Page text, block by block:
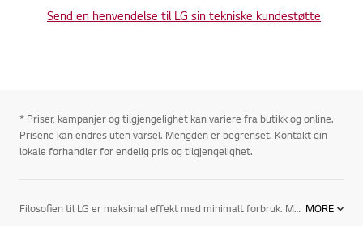
Send en henvendelse til LG sin tekniske kundestøtte
* Priser, kampanjer og tilgjengelighet kan variere fra butikk og online.
Prisene kan endres uten varsel. Mengden er begrenset. Kontakt din
lokale forhandler for endelig pris og tilgjengelighet.
Filosofien til LG er maksimal effekt med minimalt forbruk. Med et klimaanlegg for hjemmet fra LG, senker du energikostnadene og får et sunnere miljø innendørs. MORE